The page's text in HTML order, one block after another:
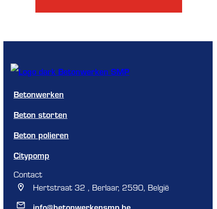
Betonwerken
Beton storten
Beton polieren
Citypomp
Contact
Hertstraat 32 , Berlaar, 2590, België